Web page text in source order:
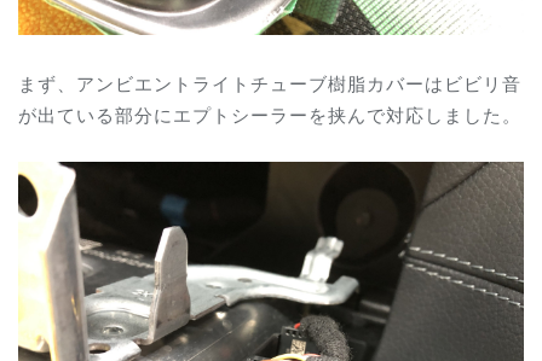
まず、アンビエントライトチューブ樹脂カバーはビビリ音
が出ている部分にエプトシーラーを挟んで対応しました。